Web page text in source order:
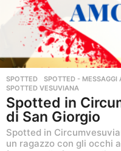
SPOTTED ,SPOTTED - MESSAGGI
SPOTTED VESUVIANA
Spotted in
di San Giorgio
Spotted in
un ragazzo con gli occhi